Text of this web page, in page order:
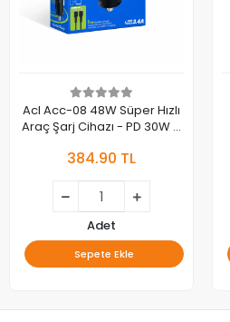
Acl Acc-08 48W Süper Hızlı
Araç Şarj Cihazı - PD 30W +
384.90 TL
Adet
Sepete Ekle